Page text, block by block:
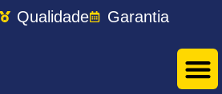
Qualidade Garantia